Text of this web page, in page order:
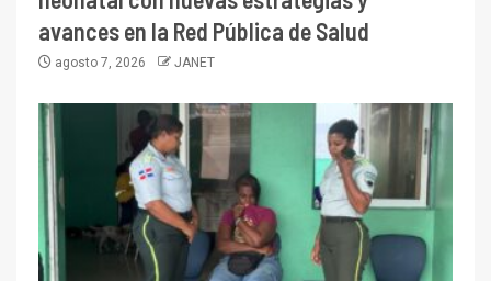
avances en la Red Pública de Salud
agosto 7, 2026 JANET